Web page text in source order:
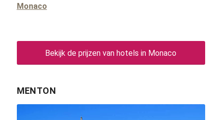
Monaco
Bekijk de prijzen van hotels in Monaco
MENTON